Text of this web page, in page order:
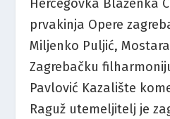
Hercegovka Blaženka
prvakinja Opere
Miljenko Puljić,
Zagrebačku
Pavlović Kazalište
Raguž utemeljitelj je